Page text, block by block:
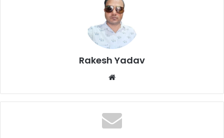
Rakesh Yadav
b
s
i